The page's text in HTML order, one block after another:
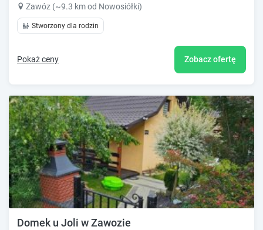
Zawóz (~9.3 km od Nowosiółki)
Stworzony dla rodzin
Pokaż ceny Zobacz ofertę
Domek u Joli w Zawozie